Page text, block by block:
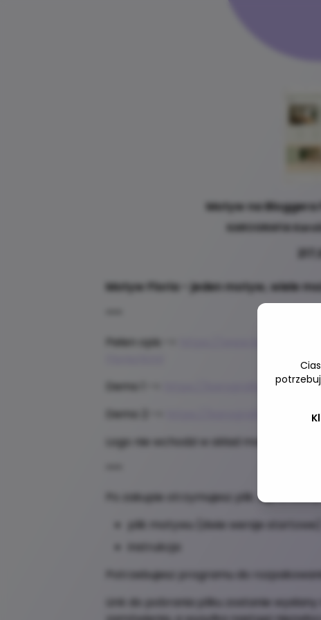
Motyw na Bloggera
KAROGRAFIA
Motyw Floria - jeden motyw, wiele
Pełen opis ->
https://
Demo 1 ->
https://karografia-
Demo 2 ->
https://karografia-floria-
Logo nie wchodzi w skład motywu!
Po zakupie otrzymujesz plik .zip, w który
plik motywu (dwie wersje startowe)
instrukcja
Potrzebujesz programu do
Link do pobrania pliku zostanie